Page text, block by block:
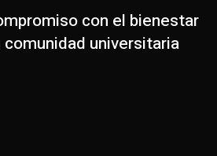
con el bienestar
universitaria